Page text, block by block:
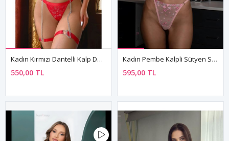
Kadın Kırmızı Dantelli Kalp Detaylı Seksi İç Giyim Seti Zincirli İç Çamaşır Takım
550,00 TL
Kadın Pembe Kalpli Sütyen String Seksi Transparan Fantezi İç Çamaşırı Takımı
595,00 TL